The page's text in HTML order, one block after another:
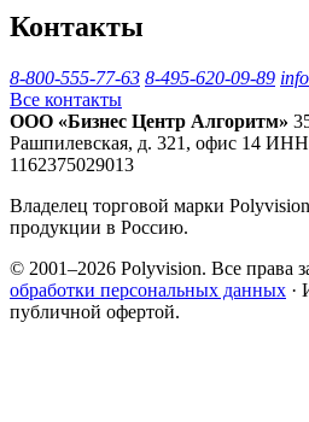
Контакты
8-800-555-77-63 8-495-620-09-89
Все контакты
ООО «Бизнес Центр Алгоритм»
Рашпилевская, д. 321, офис 14 ИНН
1162375029013
Владелец торговой марки
продукции в Россию.
© 2001–2026 Polyvision. Все права
обработки персональных данных ·
публичной офертой.